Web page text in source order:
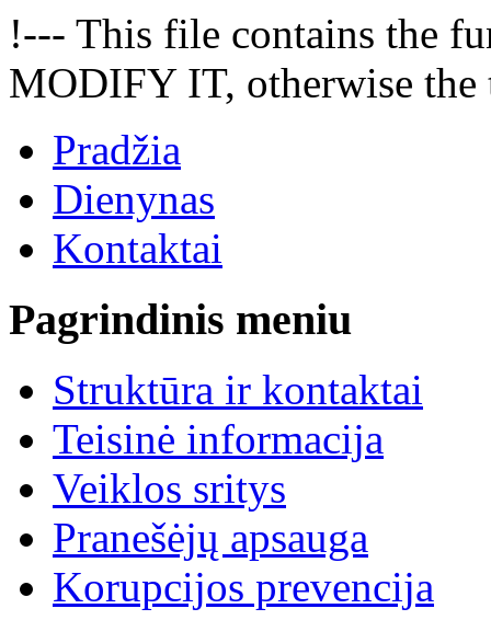
!--- This file contains the
MODIFY IT, otherwise
Pradžia
Dienynas
Kontaktai
Pagrindinis meniu
Struktūra ir kontaktai
Teisinė informacija
Veiklos sritys
Pranešėjų apsauga
Korupcijos prevencija